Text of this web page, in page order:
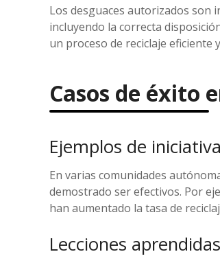
Los desguaces autorizados son
incluyendo la correcta
un proceso de reciclaje eficiente
Casos de éxito
Ejemplos de
En varias comunidades
demostrado ser efectivos. Por
han aumentado la tasa de
Lecciones